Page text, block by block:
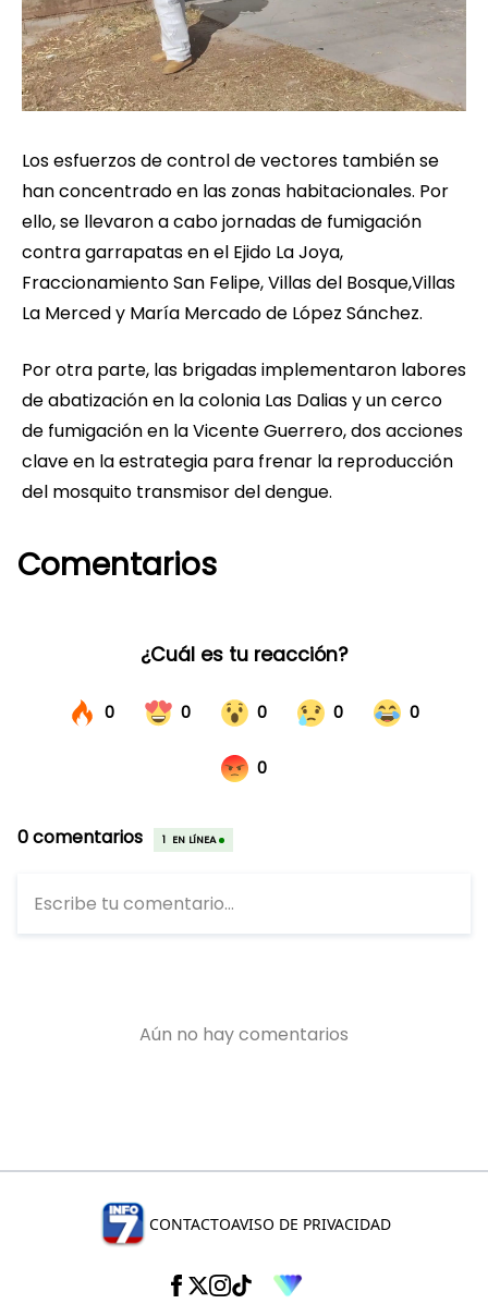
Los esfuerzos de control de vectores también se
han concentrado en las zonas habitacionales. Por
ello, se llevaron a cabo jornadas de fumigación
contra garrapatas en el Ejido La Joya,
Fraccionamiento San Felipe, Villas del Bosque,Villas
La Merced y María Mercado de López Sánchez.
Por otra parte, las brigadas implementaron labores
de abatización en la colonia Las Dalias y un cerco
de fumigación en la Vicente Guerrero, dos acciones
clave en la estrategia para frenar la reproducción
del mosquito transmisor del dengue.
Comentarios
CONTACTOAVISO DE PRIVACIDAD